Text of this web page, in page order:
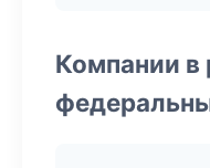
Компании